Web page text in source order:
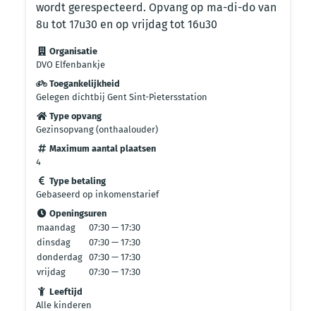
wordt gerespecteerd. Opvang op ma-di-do van
8u tot 17u30 en op vrijdag tot 16u30
Organisatie
DVO Elfenbankje
Toegankelijkheid
Gelegen dichtbij Gent Sint-Pietersstation
Type opvang
Gezinsopvang (onthaalouder)
Maximum aantal plaatsen
4
Type betaling
Gebaseerd op inkomenstarief
Openingsuren
maandag
07:30 — 17:30
dinsdag
07:30 — 17:30
donderdag 07:30 — 17:30
vrijdag
07:30 — 17:30
Leeftijd
Alle kinderen